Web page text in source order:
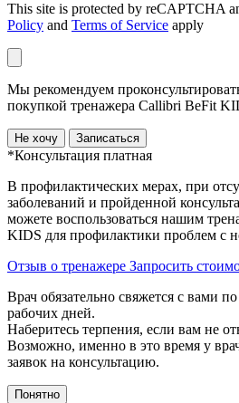
This site is protected by reCAPTCHA
Policy and Terms of Service apply
Мы рекомендуем
покупкой тренажера Callibri BeFit
Не хочу Записаться
*Консультация платная
В профилактических мерах, при
заболеваний и пройденной
можете воспользоваться нашим
KIDS для профилактики проблем с
Отзыв о тренажере Запросить
Врач обязательно свяжется с вами
рабочих дней.
Наберитесь терпения, если вам не
Возможно, именно в это время у
заявок на консультацию.
Понятно